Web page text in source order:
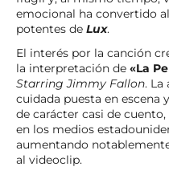
emocional ha convertido
potentes de Lux.
El interés por la canción
la interpretación de «La
Starring Jimmy Fallon. La
cuidada puesta en escena
de carácter casi de
en los medios
aumentando
al videoclip.